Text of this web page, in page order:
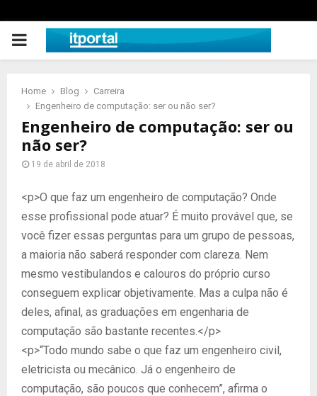
PRIMARY
Home Blog
Carreira
Engenheiro de computação: ser ou não ser?
Engenheiro de computação: ser ou
não ser?
19 de abril de 2018
<p>O que faz um engenheiro de computação? Onde
esse profissional pode atuar? É muito provável que, se
você fizer essas perguntas para um grupo de pessoas,
a maioria não saberá responder com clareza. Nem
mesmo vestibulandos e calouros do próprio curso
conseguem explicar objetivamente. Mas a culpa não é
deles, afinal, as graduações em engenharia de
computação são bastante recentes.</p>
<p>“Todo mundo sabe o que faz um engenheiro civil,
eletricista ou mecânico. Já o engenheiro de
computação, são poucos que conhecem”, afirma o